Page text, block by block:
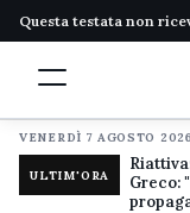
Questa testata non
VENERDÌ 7 AGOSTO 2026
ULTIM'ORA
Greco: